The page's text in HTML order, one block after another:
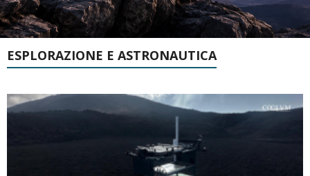
ESPLORAZIONE E ASTRONAUTICA